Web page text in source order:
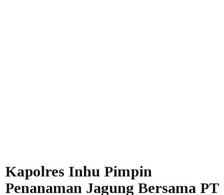
Kapolres Inhu Pimpin
Penanaman Jagung Bersama PT